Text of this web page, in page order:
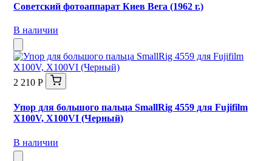
Советский фотоаппарат Киев Вега (1962 г.)
В наличии
2 210 Р
Упор для большого пальца SmallRig 4559 для Fujifilm
X100V, X100VI (Черный)
В наличии